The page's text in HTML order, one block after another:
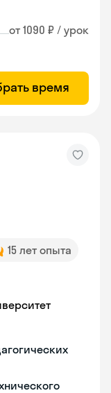
от 1090 ₽ / урок
время
15 лет опыта